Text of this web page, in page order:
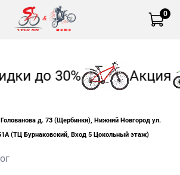
0
до 30% Акция
д. 73 (Щербинки), Нижний Новгород ул.
(ТЦ Бурнаковский, Вход 5 Цокольный этаж)